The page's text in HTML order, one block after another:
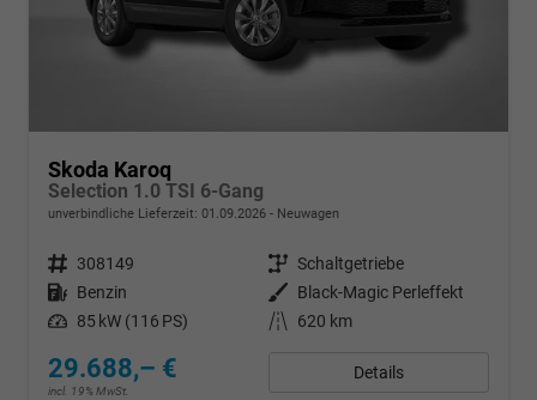
Skoda Karoq
Selection 1.0 TSI 6-Gang
unverbindliche Lieferzeit: 01.09.2026 Neuwagen
Fahrzeugnr. 308149 Getriebe Schaltgetriebe
Kraftstoff Benzin Außenfarbe
Black-Magic Perleffekt
Leistung 85 kW (116 PS) Kilometerstand 620 km
29.688,– €
incl. 19% MwSt.
Details